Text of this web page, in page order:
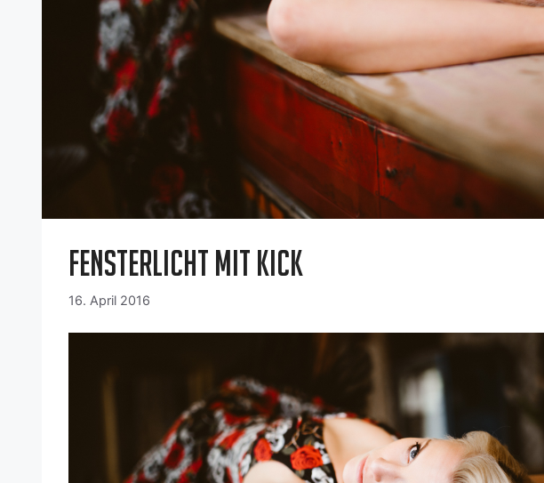
Fensterlicht mit Kick
16. April 2016